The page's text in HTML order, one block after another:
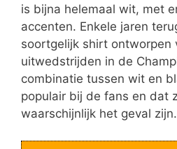
is bijna helemaal wit, met
accenten. Enkele jaren
soortgelijk shirt ontworpen
uitwedstrijden in de
combinatie tussen wit en
populair bij de fans en dat
waarschijnlijk het geval zijn.